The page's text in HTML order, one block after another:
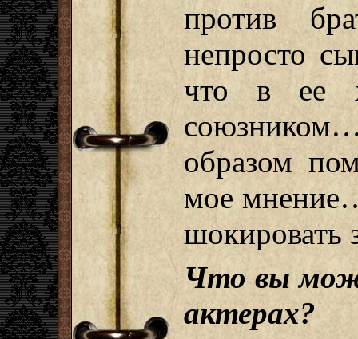
против
непросто
что в ее
образом
мое
шокировать
Что вы
актерах?